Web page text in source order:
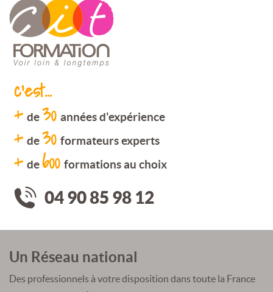
c'est...
+ de30 années d'expérience
+ de30 formateurs experts
+ de600 formations au choix
04 90 85 98 12
Un Réseau national
Des professionnels à votre disposition dans toute la France